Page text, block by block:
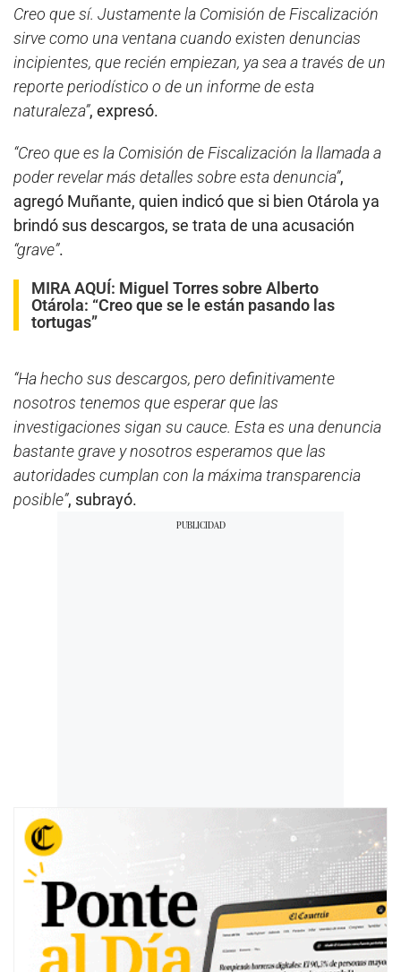
Creo que sí. Justamente la Comisión de Fiscalización
sirve como una ventana cuando existen denuncias
incipientes, que recién empiezan, ya sea a través de un
reporte periodístico o de un informe de esta
naturaleza”, expresó.
“Creo que es la Comisión de Fiscalización la llamada a
poder revelar más detalles sobre esta denuncia”,
agregó Muñante, quien indicó que si bien Otárola ya
brindó sus descargos, se trata de una acusación
“grave”.
MIRA AQUÍ: Miguel Torres sobre Alberto
Otárola: “Creo que se le están pasando las
tortugas”
“Ha hecho sus descargos, pero definitivamente
nosotros tenemos que esperar que las
investigaciones sigan su cauce. Esta es una denuncia
bastante grave y nosotros esperamos que las
autoridades cumplan con la máxima transparencia
posible”, subrayó.